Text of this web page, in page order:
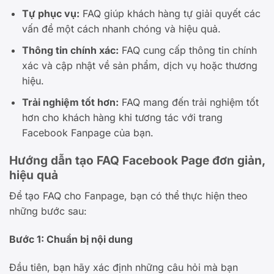
Tự phục vụ: FAQ giúp khách hàng tự giải quyết các
vấn đề một cách nhanh chóng và hiệu quả.
Thông tin chính xác: FAQ cung cấp thông tin chính
xác và cập nhật về sản phẩm, dịch vụ hoặc thương
hiệu.
Trải nghiệm tốt hơn: FAQ mang đến trải nghiệm tốt
hơn cho khách hàng khi tương tác với trang
Facebook Fanpage của bạn.
Hướng dẫn tạo FAQ Facebook Page đơn giản,
hiệu quả
Để tạo FAQ cho Fanpage, bạn có thể thực hiện theo
những bước sau:
Bước 1: Chuẩn bị nội dung
Đầu tiên, bạn hãy xác định những câu hỏi mà bạn